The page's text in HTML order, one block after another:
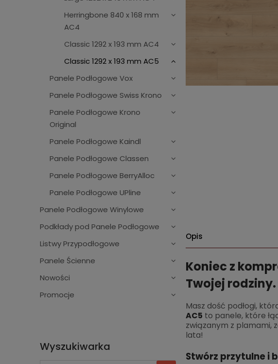
Herringbone 840 x 168 mm
AC4
Classic 1292 x 193 mm AC4
Classic 1292 x 193 mm AC5
Panele Podłogowe Vox
Panele Podłogowe Swiss Krono
Panele Podłogowe Krono
Original
Panele Podłogowe Kaindl
Panele Podłogowe Classen
Panele Podłogowe BerryAlloc
Panele Podłogowe UPline
Panele Podłogowe Winylowe
Podkłady pod Panele Podłogowe
Listwy Przypodłogowe
Panele Ścienne
Nowości
Promocje
Wyszukiwarka
Opis
Koniec z
Twojej rodziny.
Masz dość podłogi,
AC5 to panele, które
związanym z plamami,
lata!
Stwórz przytulne i